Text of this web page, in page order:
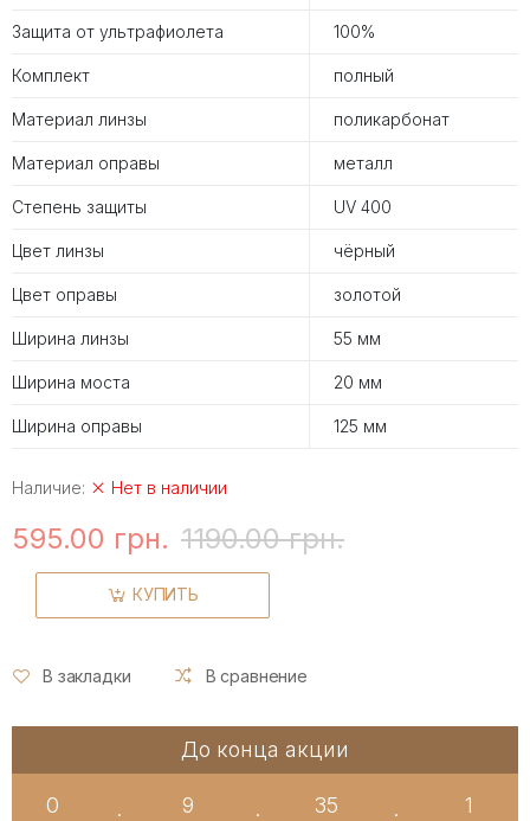
Защита от ультрафиолета 100%
Комплект полный
Материал линзы поликарбонат
Материал оправы металл
Степень защиты UV 400
Цвет линзы чёрный
Цвет оправы золотой
Ширина линзы 55 мм
Ширина моста 20 мм
Ширина оправы 125 мм
Наличие: Нет в наличии
595.00 грн. 1190.00 грн.
КУПИТЬ
В закладки В сравнение
До конца акции
0 9 35 1